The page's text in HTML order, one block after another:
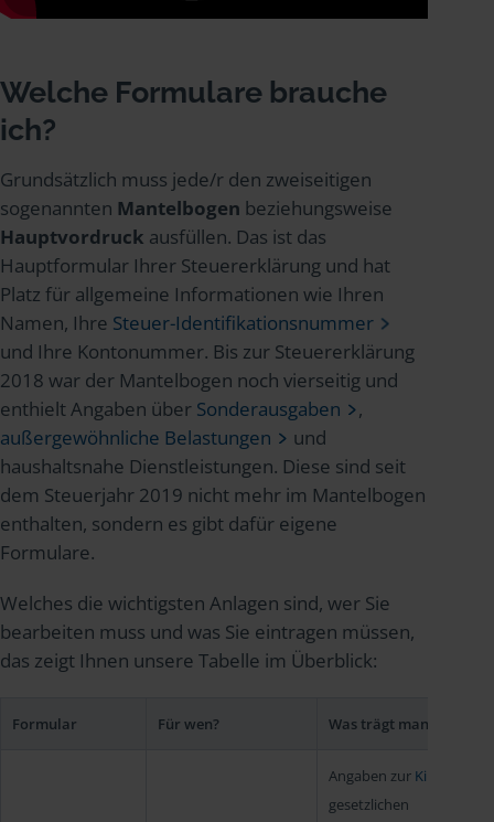
Welche Formulare brauche
ich?
Grundsätzlich muss jede/r den zweiseitigen
sogenannten Mantelbogen beziehungsweise
Hauptvordruck ausfüllen. Das ist das
Hauptformular Ihrer Steuererklärung und hat
Platz für allgemeine Informationen wie Ihren
Namen, Ihre Steuer-Identifikationsnummer
und Ihre Kontonummer. Bis zur Steuererklärung
2018 war der Mantelbogen noch vierseitig und
enthielt Angaben über Sonderausgaben
,
außergewöhnliche Belastungen
und
haushaltsnahe Dienstleistungen. Diese sind seit
dem Steuerjahr 2019 nicht mehr im Mantelbogen
enthalten, sondern es gibt dafür eigene
Formulare.
Welches die wichtigsten Anlagen sind, wer Sie
bearbeiten muss und was Sie eintragen müssen,
das zeigt Ihnen unsere Tabelle im Überblick:
Formular Für wen? Was trägt man ein?
Angaben zur
gesetzlichen